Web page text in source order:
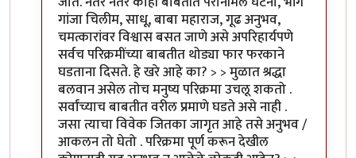
गांजा चिलीम, साधू, बाबा महाराज, गूढ अनुभव,
चमत्कारांवर विश्वास बसत जाणे असे अपरिहार्यपणे
सर्वच परिक्रमींच्या बाबतीत थोड्या फार फरकाने
घडताना दिसते. हे खरे आहे का? > > मुळात श्रद्धा
बलवान असेल तोच मनुष्य परिक्रमा उचलू शकतो .
सर्वांच्याच बाबतीत वरील प्रमाणे घडते असे नाही .
जसा त्याचा विवेक जितका जागृत आहे तसे अनुभव /
आकलन तो घेतो . परिक्रमा पूर्ण करून देखील